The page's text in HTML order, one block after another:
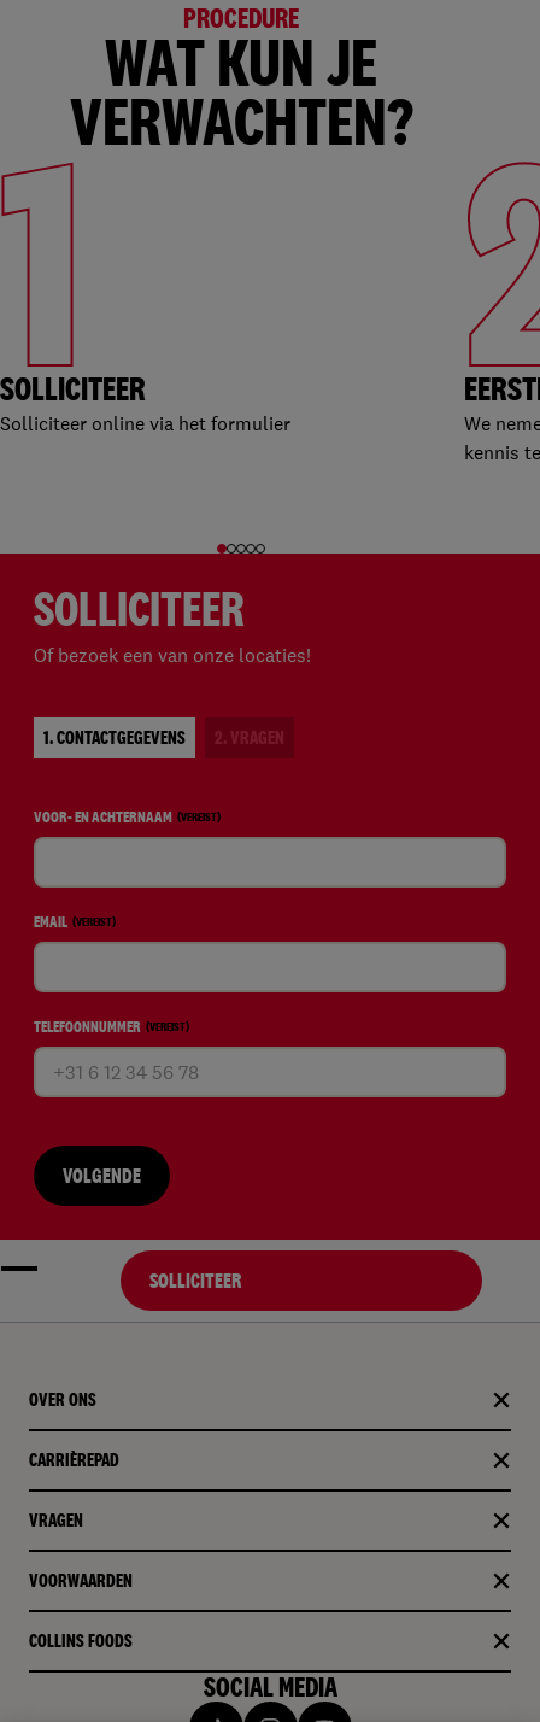
PROCEDURE
WAT KUN JE
VERWACHTEN?
1
SOLLICITEER
Solliciteer online via het formulier
We
kennis
SOLLICITEER
Of bezoek een van onze locaties!
1. CONTACTGEGEVENS 2. VRAGEN
VOOR- EN ACHTERNAAM (VEREIST)
EMAIL (VEREIST)
TELEFOONNUMMER (VEREIST)
VOLGENDE
SOLLICITEER
OVER ONS
CARRIÈREPAD
VRAGEN
VOORWAARDEN
COLLINS FOODS
SOCIAL MEDIA